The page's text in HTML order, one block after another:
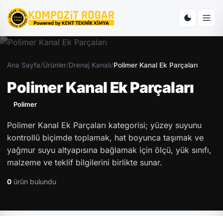
Ana Sayfa/Ürünler/Drenaj Kanalı/Polimer Kanal Ek Parçaları
Polimer Kanal Ek Parçaları
Polimer
Polimer Kanal Ek Parçaları kategorisi; yüzey suyunu
kontrollü biçimde toplamak, hat boyunca taşımak ve
yağmur suyu altyapısına bağlamak için ölçü, yük sınıfı,
malzeme ve teklif bilgilerini birlikte sunar.
0 ürün bulundu